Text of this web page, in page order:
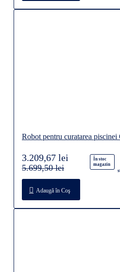
Robot pentru curatarea
În stoc
magazin
3.209,67 lei
5.699,50 lei
Adaugă în Coş